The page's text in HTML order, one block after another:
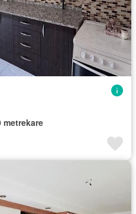
metrekare